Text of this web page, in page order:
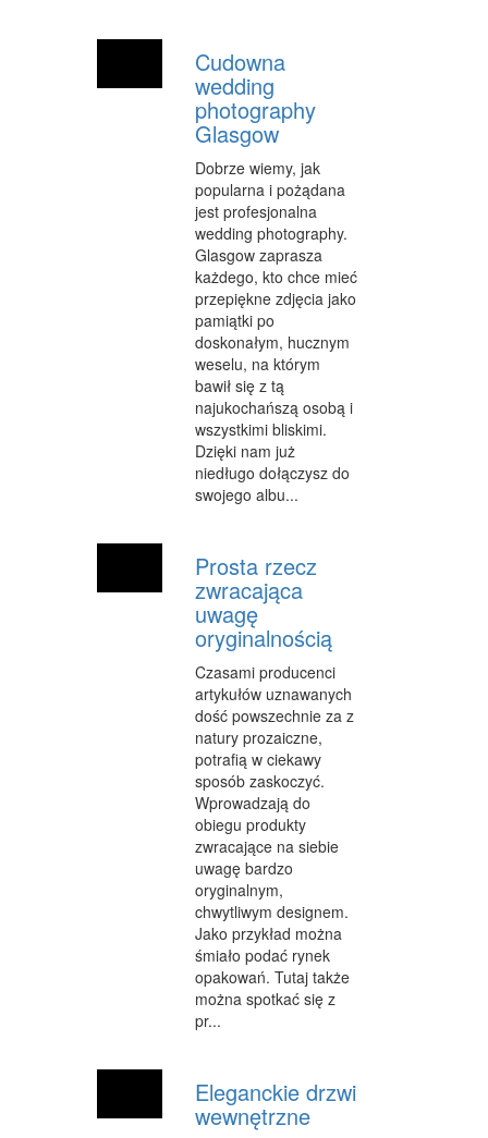
RESTAURACJE, CATERING
FOTOGRAFIA
ADWOKACI, PORADY PRAWNE
WETERYNARYJNE, HODOWLA ZWIERZĄT
SPRZĄTANIE, PORZĄDKOWANIE
SERWIS
OPIEKA
INNE USŁUGI
ZWIEDZANIE
HOTELE I NOCLEGI
PODRÓŻE
URODA
DIETETYKA, ODCHUDZANIE
KOSMETYKI
LECZENIE
SALONY KOSMETYCZNE
SPRZĘT MEDYCZNY
SOFTWARE
OPROGRAMOWANIE
STRONY INTERNETOWE
KONTAKT
Cudowna
wedding
photography
Glasgow
Dobrze wiemy, jak
popularna i pożądana
jest profesjonalna
wedding photography.
Glasgow zaprasza
każdego, kto chce mieć
przepiękne zdjęcia jako
pamiątki po
doskonałym, hucznym
weselu, na którym
bawił się z tą
najukochańszą osobą i
wszystkimi bliskimi.
Dzięki nam już
niedługo dołączysz do
swojego albu...
Prosta rzecz
zwracająca
uwagę
oryginalnością
Czasami producenci
artykułów uznawanych
dość powszechnie za z
natury prozaiczne,
potrafią w ciekawy
sposób zaskoczyć.
Wprowadzają do
obiegu produkty
zwracające na siebie
uwagę bardzo
oryginalnym,
chwytliwym designem.
Jako przykład można
śmiało podać rynek
opakowań. Tutaj także
można spotkać się z
pr...
Eleganckie drzwi
wewnętrzne